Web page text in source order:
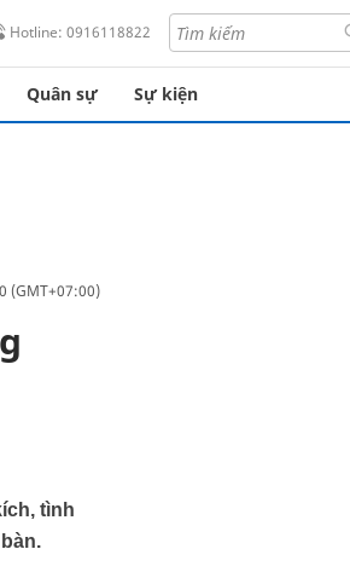
Hotline: 0916118822
Quân sự Sự kiện
(GMT+07:00)
tình